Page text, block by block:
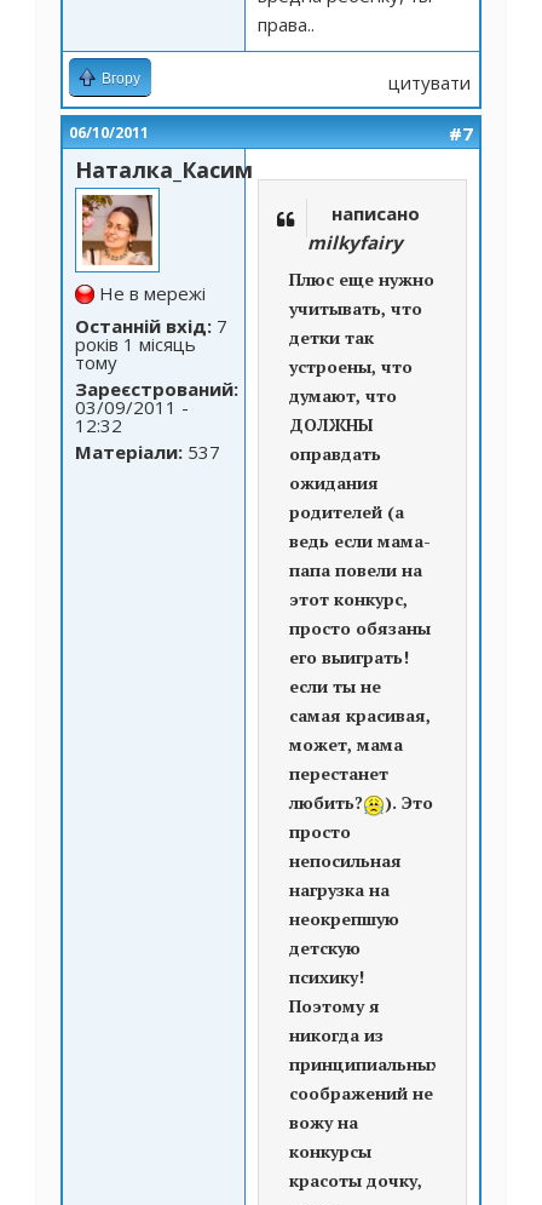
права..
Вгору цитувати
06/10/2011 #7
Наталка_Касим
Не в мережі
Останній вхід: 7
років 1 місяць
тому
Зареєстрований:
03/09/2011 -
12:32
Матеріали: 537
написано
milkyfairy
Плюс еще нужно
учитывать, что
детки так
устроены, что
думают, что
ДОЛЖНЫ
оправдать
ожидания
родителей (а
ведь если мама-
папа повели на
этот конкурс,
просто обязаны
его выиграть!
если ты не
самая красивая,
может, мама
перестанет
любить?
). Это
просто
непосильная
нагрузка на
неокрепшую
детскую
психику!
Поэтому я
никогда из
принципиальных
соображений не
вожу на
конкурсы
красоты дочку,